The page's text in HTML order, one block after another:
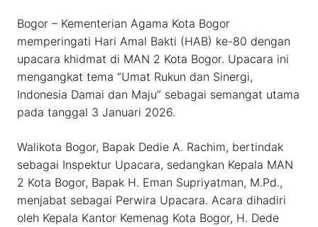
Bogor – Kementerian Agama Kota Bogor
memperingati Hari Amal Bakti (HAB) ke-80 dengan
upacara khidmat di MAN 2 Kota Bogor. Upacara ini
mengangkat tema “Umat Rukun dan Sinergi,
Indonesia Damai dan Maju” sebagai semangat utama
pada tanggal 3 Januari 2026.
Walikota Bogor, Bapak Dedie A. Rachim, bertindak
sebagai Inspektur Upacara, sedangkan Kepala MAN
2 Kota Bogor, Bapak H. Eman Supriyatman, M.Pd.,
menjabat sebagai Perwira Upacara. Acara dihadiri
oleh Kepala Kantor Kemenag Kota Bogor, H. Dede